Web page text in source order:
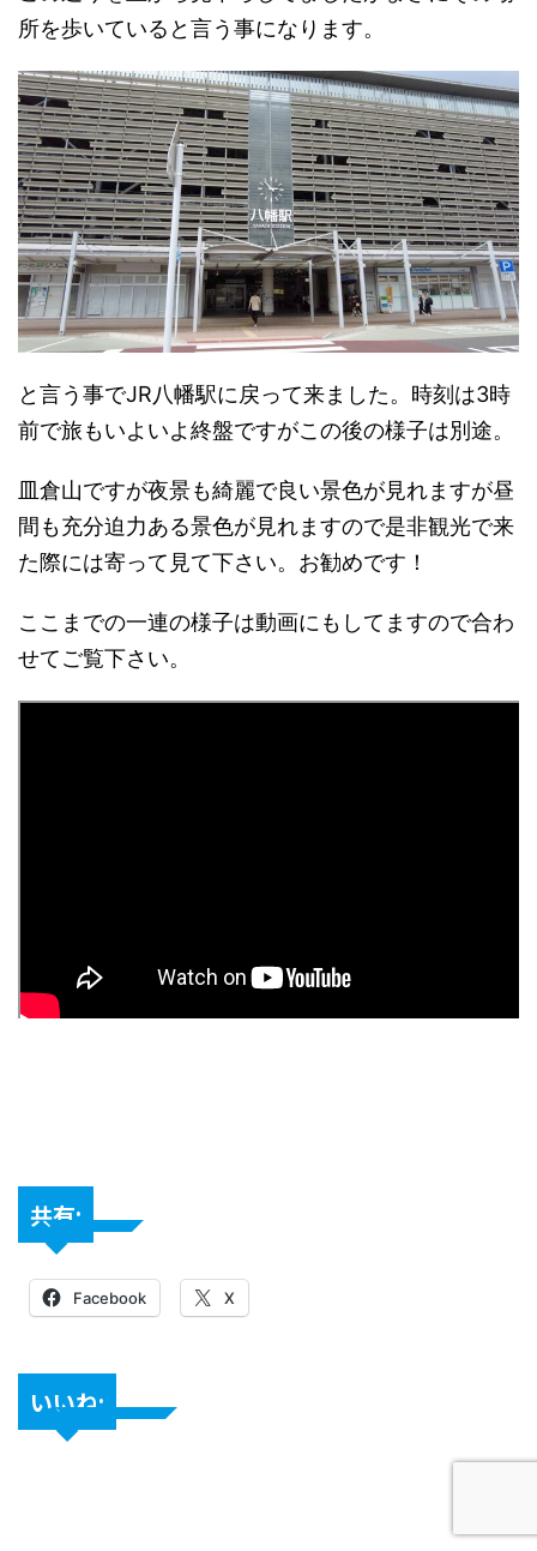
所を歩いていると言う事になります。
と言う事でJR八幡駅に戻って来ました。時刻は3時
前で旅もいよいよ終盤ですがこの後の様子は別途。
皿倉山ですが夜景も綺麗で良い景色が見れますが昼
間も充分迫力ある景色が見れますので是非観光で来
た際には寄って見て下さい。お勧めです！
ここまでの一連の様子は動画にもしてますので合わ
せてご覧下さい。
共有:
Facebook X
いいね: